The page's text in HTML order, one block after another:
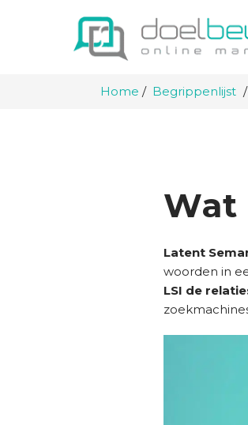
Home Begrippenlijst
Wat
Latent
woorden in
LSI de